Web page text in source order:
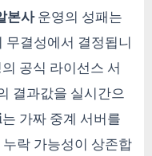
본사운영의 성패는
무결성에서 결정됩니
공식 라이선스 서
결과값을 실시간으
는 가짜 중계 서버를
락 가능성이 상존합